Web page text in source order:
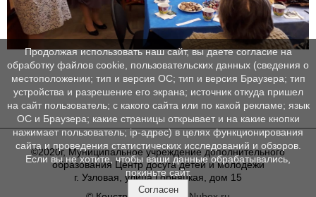
©2020г, Муниципальное учреждение дополнительного
образования Центр досуга детей и молодежи
г. Узловая, улица Горняцкая, дом 15
Продолжая использовать наш сайт, вы даете согласие на
обработку файлов cookie, пользовательских данных (сведения о
местоположении; тип и версия ОС; тип и версия Браузера; тип
устройства и разрешение его экрана; источник откуда пришел
на сайт пользователь; с какого сайта или по какой рекламе; язык
ОС и Браузера; какие страницы открывает и на какие кнопки
нажимает пользователь; ip-адрес) в целях функционирования
сайта и проведения статистических исследований и обзоров.
Если вы не хотите, чтобы ваши данные обрабатывались,
покиньте сайт.
Согласен